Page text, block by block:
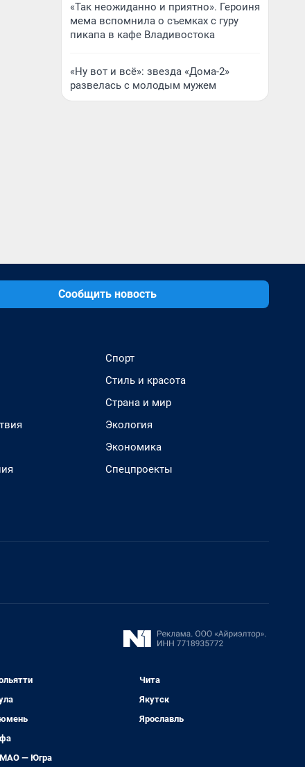
«Так неожиданно и приятно». Героиня
мема вспомнила о съемках с гуру
пикапа в кафе Владивостока
«Ну вот и всё»: звезда «Дома-2»
развелась с молодым мужем
Сообщить новость
Спорт
Стиль и красота
Страна и мир
Экология
Экономика
Спецпроекты
— Югра
Чита
Якутск
Ярославль